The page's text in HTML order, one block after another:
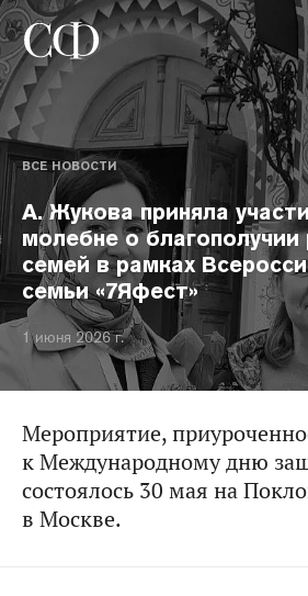
ВСЕ НОВОСТИ
А. Жукова приняла
молебне о благополучии
семей в рамках
семьи «7Яфест»
1 июня 2026 г.
Мероприятие,
к Международному дню
состоялось 30 мая на
в Москве.